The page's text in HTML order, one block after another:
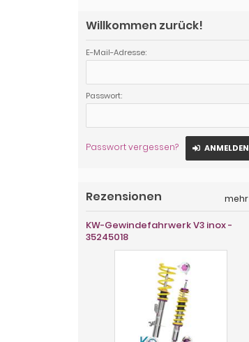
Willkommen zurück!
E-Mail-Adresse:
Passwort:
Passwort vergessen? ANMELDEN
Rezensionen mehr
KW-Gewindefahrwerk V3 inox -
35245018